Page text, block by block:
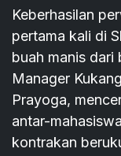
Keberhasilan
pertama kali di
buah manis dari
Manager
Prayoga,
antar-
kontrakan